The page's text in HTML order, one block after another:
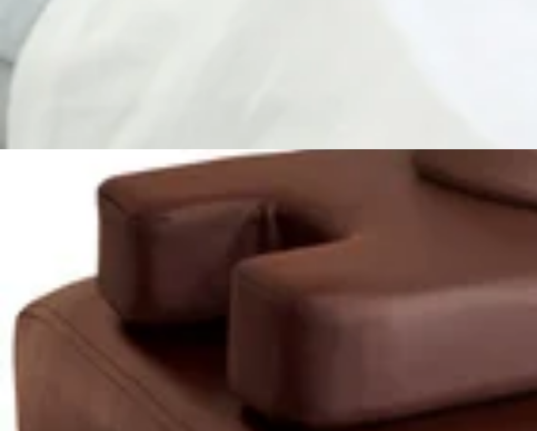
皆さん、こんにちは！Re.Ra.Ku 武蔵府中ル・シーニュ店です
♪『Re.Ra.Ku 武蔵府中ル・シーニュ店』【住所】〒183-0023東
ス】京王線「府中駅」直結徒歩3分【お知らせ】電子マネー決済
2026.07.30
皆さん、こんにちは！Re.Ra.Ku 武蔵府中ル・シーニュ店です！
♪『Re.Ra.Ku 武蔵府中ル・シーニュ店』【住所】〒183-0023東
ス】京王線「府中駅」直結徒歩3分【お知らせ】電子マネー決済
7/28(火)ご案内状況☆武蔵府中ル・シーニュ店
皆さん、こんにちは！Re.Ra.Ku 武蔵府中ル・シーニュ店です！
♪『Re.Ra.Ku 武蔵府中ル・シーニュ店』【住所】〒183-0023東
ス】京王線「府中駅」直結徒歩3分【お知らせ】電子マネー決済
2026.07.28
7/27(月)ご案内状況☆武蔵府中ル・シーニュ店
皆さん、こんにちは！Re.Ra.Ku 武蔵府中ル・シーニュ店です！